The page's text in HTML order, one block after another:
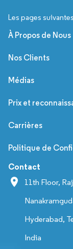
Les pages
À Propos de Nous
Nos Clients
Médias
Prix et
Carrières
Politique de
Contact
11th Floor,
Hyderabad,
India